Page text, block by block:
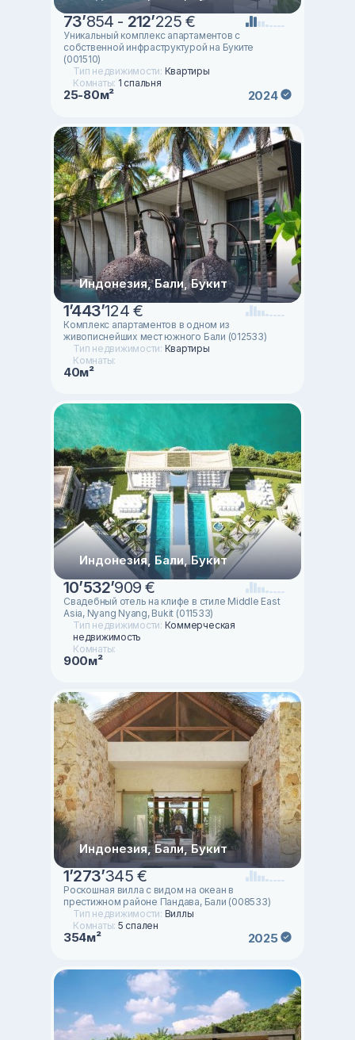
73’854 - 212’225 €
Уникальный комплекс апартаментов с
собственной инфраструктурой на Буките
(001510)
Тип недвижимости: Квартиры
Комнаты: 1 спальня
25-80м² 2024
Индонезия, Бали, Букит
1’443’124 €
Комплекс апартаментов в одном из
живописнейших мест южного Бали (012533)
Тип недвижимости: Квартиры
Комнаты:
40м²
Индонезия, Бали, Букит
10’532’909 €
Свадебный отель на клифе в стиле Middle East
Asia, Nyang Nyang, Bukit (011533)
Тип недвижимости: Коммерческая
недвижимость
Комнаты:
900м²
Индонезия, Бали, Букит
1’273’345 €
Роскошная вилла с видом на океан в
престижном районе Пандава, Бали (008533)
Тип недвижимости: Виллы
Комнаты: 5 спален
354м² 2025